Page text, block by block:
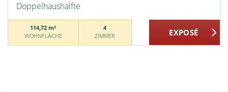
Doppelhaushälfte
114,72 m²
WOHNFLÄCHE
4
ZIMMER